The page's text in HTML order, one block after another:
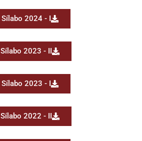
Sílabo 2024 - I
Sílabo 2023 - II
Sílabo 2023 - I
Sílabo 2022 - II